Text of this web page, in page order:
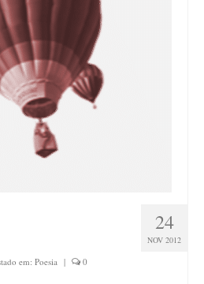
24
NOV 2012
em: Poesia | 0